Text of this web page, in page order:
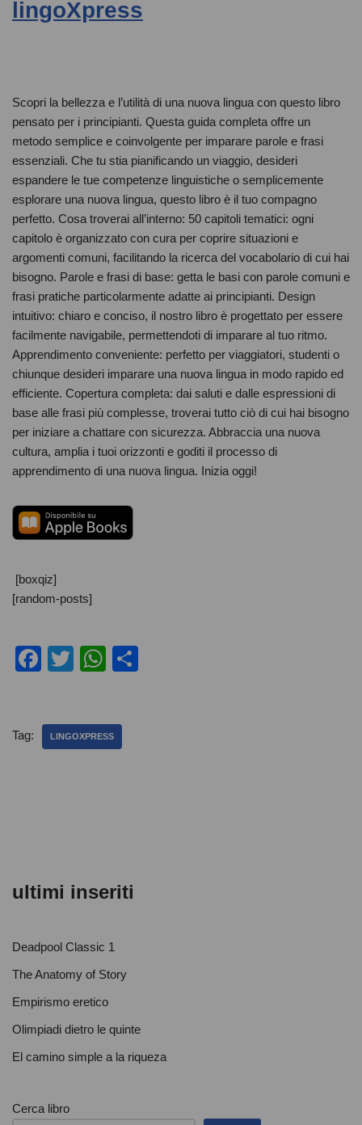
lingoXpress
Scopri la bellezza e l’utilità di una nuova lingua con questo libro
pensato per i principianti. Questa guida completa offre un
metodo semplice e coinvolgente per imparare parole e frasi
essenziali. Che tu stia pianificando un viaggio, desideri
espandere le tue competenze linguistiche o semplicemente
esplorare una nuova lingua, questo libro è il tuo compagno
perfetto. Cosa troverai all’interno: 50 capitoli tematici: ogni
capitolo è organizzato con cura per coprire situazioni e
argomenti comuni, facilitando la ricerca del vocabolario di cui hai
bisogno. Parole e frasi di base: getta le basi con parole comuni e
frasi pratiche particolarmente adatte ai principianti. Design
intuitivo: chiaro e conciso, il nostro libro è progettato per essere
facilmente navigabile, permettendoti di imparare al tuo ritmo.
Apprendimento conveniente: perfetto per viaggiatori, studenti o
chiunque desideri imparare una nuova lingua in modo rapido ed
efficiente. Copertura completa: dai saluti e dalle espressioni di
base alle frasi più complesse, troverai tutto ciò di cui hai bisogno
per iniziare a chattare con sicurezza. Abbraccia una nuova
cultura, amplia i tuoi orizzonti e goditi il ​​processo di
apprendimento di una nuova lingua. Inizia oggi!
[boxqiz]
[random-posts]
F
e
T
er
W
s
Tag: LINGOXPRESS
ultimi inseriti
Deadpool Classic 1
The Anatomy of Story
Empirismo eretico
Olimpiadi dietro le quinte
El camino simple a la riqueza
Cerca libro